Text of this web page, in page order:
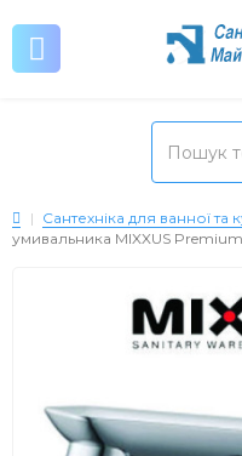
Сантехніка для ванної та
умивальника MIXXUS